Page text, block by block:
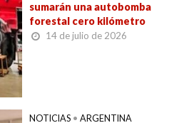
sumarán una autobomba
forestal cero kilómetro
14 de julio de 2026
NOTICIAS • ARGENTINA